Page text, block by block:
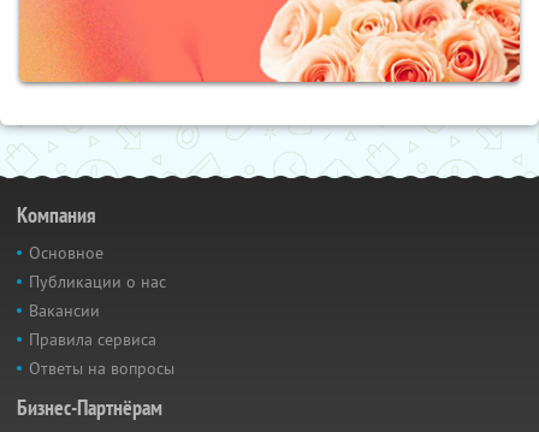
Компания
Основное
Публикации о нас
Вакансии
Правила сервиса
Ответы на вопросы
Бизнес-Партнёрам